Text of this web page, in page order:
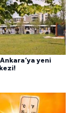
yeni